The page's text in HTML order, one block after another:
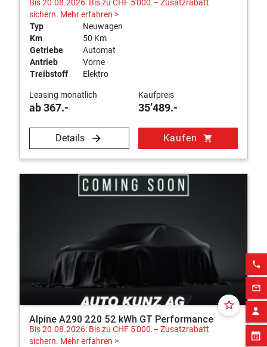
phone
mail_outline
Bis 20.08.2026: Bis zu CHF 5'000.– Zusatzrabatt
sichern. Mehr erfahren >
Typ
Neuwagen
Km
50 Km
Getriebe
Automat
Antrieb
Vorne
Treibstoff
Elektro
Leasing monatlich
ab 367.-
Kaufpreis
35’489.-
Details Kaufen shopping_cart
star_border
Alpine A290 220 52 kWh GT Performance
Bis 20.08.2026: Bis zu CHF 5'000.– Zusatzrabatt
sichern. Mehr erfahren >